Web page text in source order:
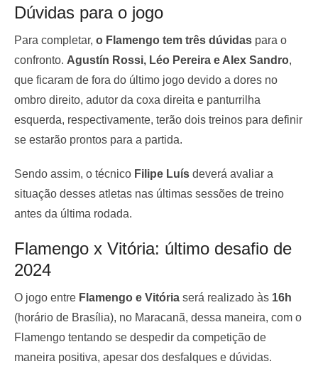
Dúvidas para o jogo
Para completar, o Flamengo tem três dúvidas para o
confronto. Agustín Rossi, Léo Pereira e Alex Sandro,
que ficaram de fora do último jogo devido a dores no
ombro direito, adutor da coxa direita e panturrilha
esquerda, respectivamente, terão dois treinos para definir
se estarão prontos para a partida.
Sendo assim, o técnico Filipe Luís deverá avaliar a
situação desses atletas nas últimas sessões de treino
antes da última rodada.
Flamengo x Vitória: último desafio de
2024
O jogo entre Flamengo e Vitória será realizado às 16h
(horário de Brasília), no Maracanã, dessa maneira, com o
Flamengo tentando se despedir da competição de
maneira positiva, apesar dos desfalques e dúvidas.